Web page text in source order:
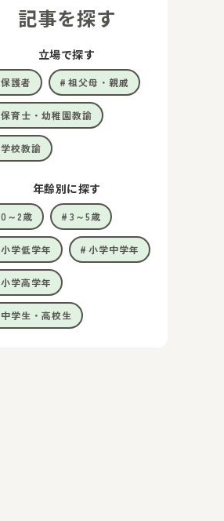
記事を探す
立場で探す
保護者 祖父母・親戚
保育士・幼稚園教諭
学校教諭
年齢別に探す
0～2歳 3～5歳
小学低学年 小学中学年
小学高学年
中学生・高校生